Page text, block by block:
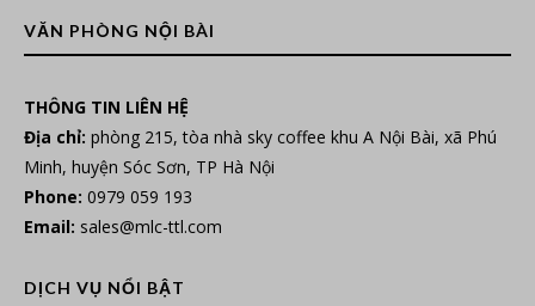
VĂN PHÒNG NỘI BÀI
THÔNG TIN LIÊN HỆ
Địa chỉ: phòng 215, tòa nhà sky coffee khu A Nội Bài, xã Phú
Minh, huyện Sóc Sơn, TP Hà Nội
Phone: 0979 059 193
Email: sales@mlc-ttl.com
DỊCH VỤ NỔI BẬT